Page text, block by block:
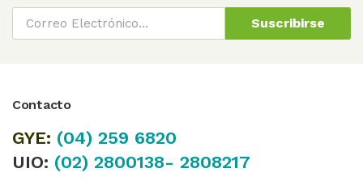
Suscribirse
Contacto
GYE: (04) 259 6820
UIO: (02) 2800138- 2808217